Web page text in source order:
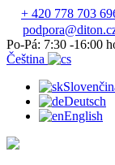
+ 420 778 703
Po-Pá: 7:30 -16:00
Čeština
Deutsch
English